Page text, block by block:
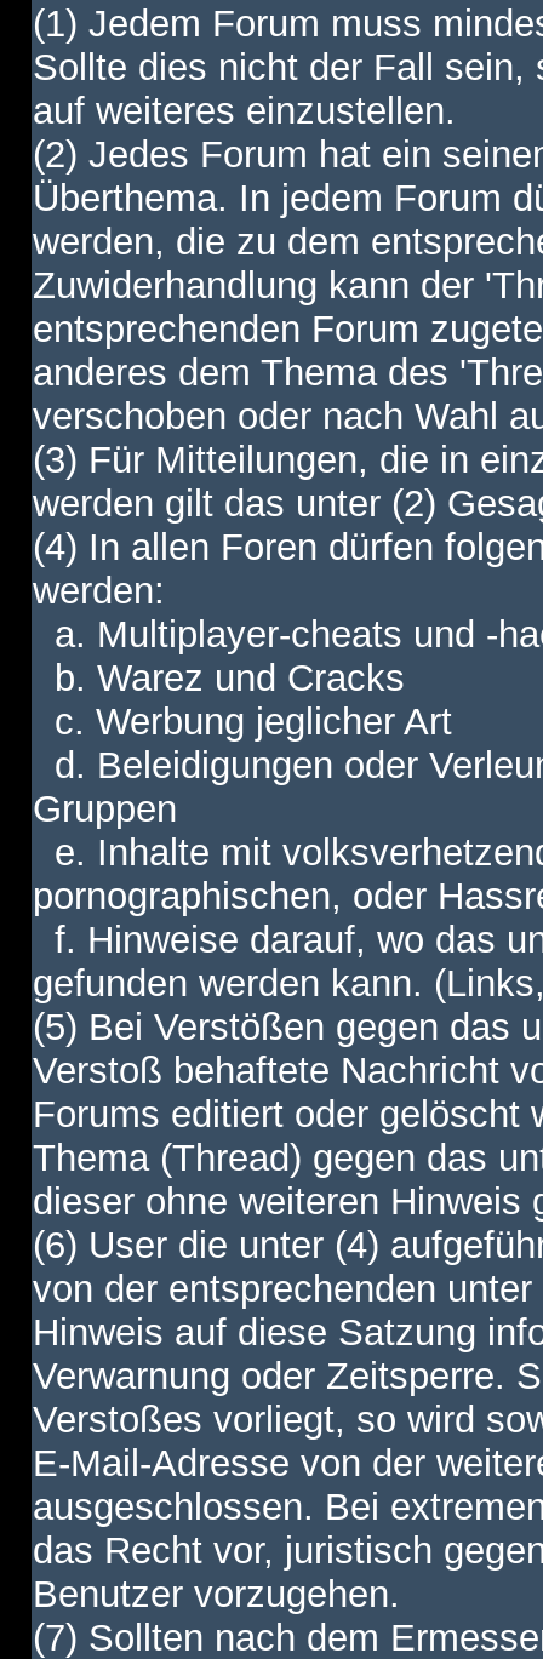
(1) Jedem Forum muss
Sollte dies nicht der Fall
auf weiteres einzustellen.
(2) Jedes Forum hat ein
Überthema. In jedem Forum
werden, die zu dem
Zuwiderhandlung kann der
entsprechenden Forum
anderes dem Thema des
verschoben oder nach Wahl
(3) Für Mitteilungen, die in
werden gilt das unter (2)
(4) In allen Foren dürfen
werden:
a. Multiplayer-cheats und -
b. Warez und Cracks
c. Werbung jeglicher Art
d. Beleidigungen oder
Gruppen
e. Inhalte mit
pornographischen, oder
f. Hinweise darauf, wo das
gefunden werden kann.
(5) Bei Verstößen gegen das
Verstoß behaftete Nachricht
Forums editiert oder gelöscht
Thema (Thread) gegen das
dieser ohne weiteren Hinweis
(6) User die unter (4)
von der entsprechenden
Hinweis auf diese Satzung
Verwarnung oder Zeitsperre.
Verstoßes vorliegt, so wird
E-Mail-Adresse von der
ausgeschlossen. Bei
das Recht vor, juristisch
Benutzer vorzugehen.
(7) Sollten nach dem